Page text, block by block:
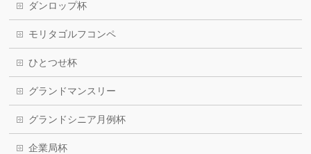
ダンロップ杯
モリタゴルフコンペ
ひとつせ杯
グランドマンスリー
グランドシニア月例杯
企業局杯